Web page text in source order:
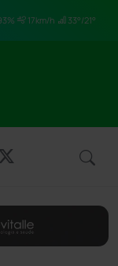
17km/h 33°/21°